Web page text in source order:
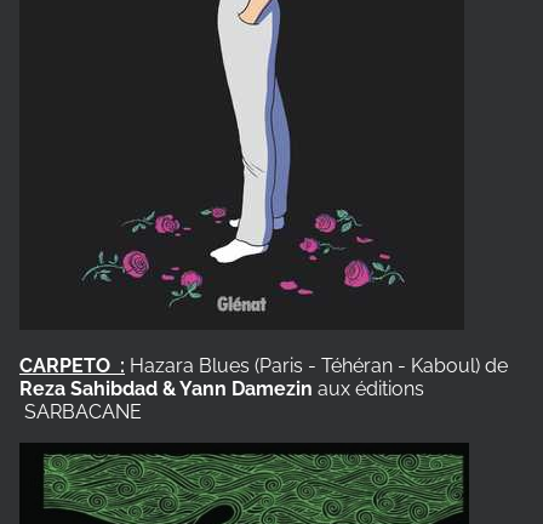
CARPETO : Hazara Blues (Paris - Téhéran - Kaboul) de
Reza Sahibdad & Yann Damezin aux éditions
SARBACANE